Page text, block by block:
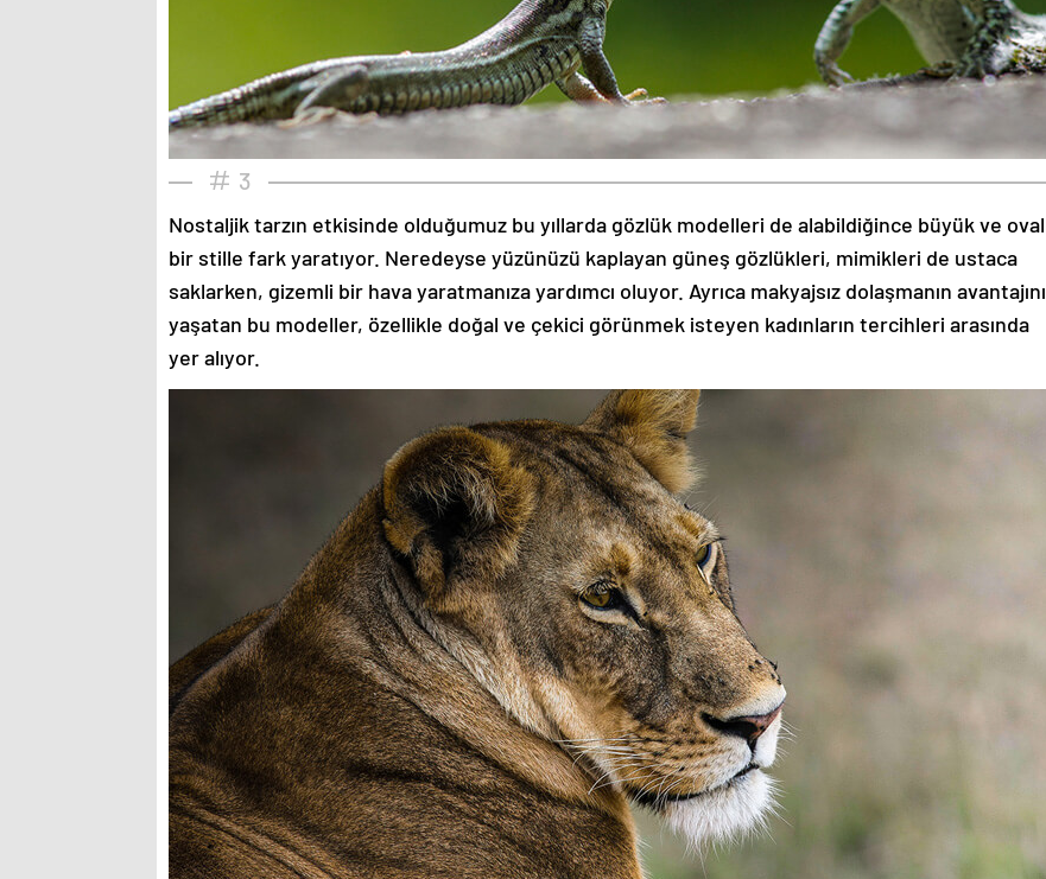
3
Nostaljik tarzın etkisinde olduğumuz bu yıllarda gözlük modelleri de alabildiğince büyük ve oval
bir stille fark yaratıyor. Neredeyse yüzünüzü kaplayan güneş gözlükleri, mimikleri de ustaca
saklarken, gizemli bir hava yaratmanıza yardımcı oluyor. Ayrıca makyajsız dolaşmanın avantajını
yaşatan bu modeller, özellikle doğal ve çekici görünmek isteyen kadınların tercihleri arasında
yer alıyor.